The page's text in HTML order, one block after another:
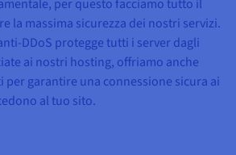
per questo facciamo tutto il
la massima sicurezza dei nostri servizi.
DDoS protegge tutti i server dagli
ai nostri hosting, offriamo anche
per garantire una connessione sicura ai
al tuo sito.